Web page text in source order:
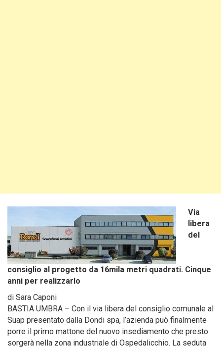
Via
libera
del
consiglio al progetto da 16mila metri quadrati. Cinque
anni per realizzarlo
di Sara Caponi
BASTIA UMBRA – Con il via libera del consiglio comunale al
Suap presentato dalla Dondi spa, l’azienda può finalmente
porre il primo mattone del nuovo insediamento che presto
sorgerà nella zona industriale di Ospedalicchio. La seduta